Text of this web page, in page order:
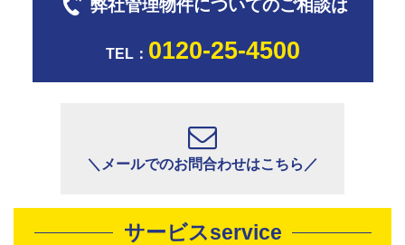
弊社管理物件についてのご相談は
TEL： 0120-25-4500
＼メールでのお問合わせはこちら／
サービスservice